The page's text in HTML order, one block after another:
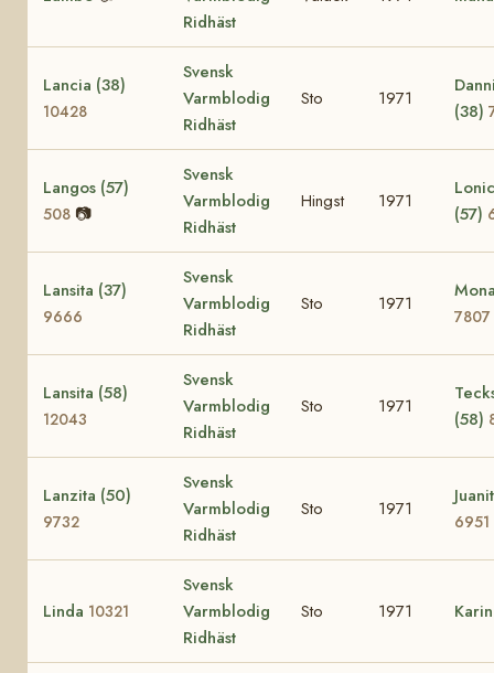
Ridhäst
Lancia (38)
10428
Svensk
Varmblodig
Ridhäst
Sto 1971
(38)
Langos (57)
508 📷
Svensk
Varmblodig
Ridhäst
Hingst 1971
(57)
Lansita (37)
9666
Svensk
Varmblodig
Ridhäst
Sto 1971
7807
Lansita (58)
12043
Svensk
Varmblodig
Ridhäst
Sto 1971
(58)
Lanzita (50)
9732
Svensk
Varmblodig
Ridhäst
Sto 1971
6951
Linda 10321
Svensk
Varmblodig
Ridhäst
Sto 1971